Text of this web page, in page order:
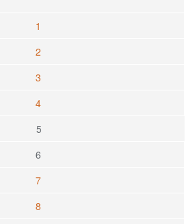
1
2
3
4
5
6
7
8